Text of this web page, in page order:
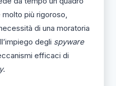
più rigoroso,
di una moratoria
degli spyware
efficaci di
.